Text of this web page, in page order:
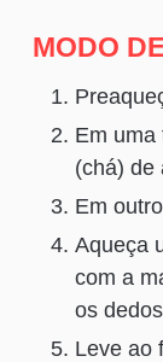
MODO
Em uma
(chá) de
Em
Aqueça
com a
os
Leve ao